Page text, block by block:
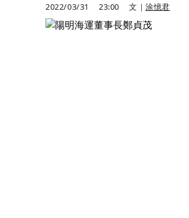
2022/03/31 23:00 文｜涂憶君